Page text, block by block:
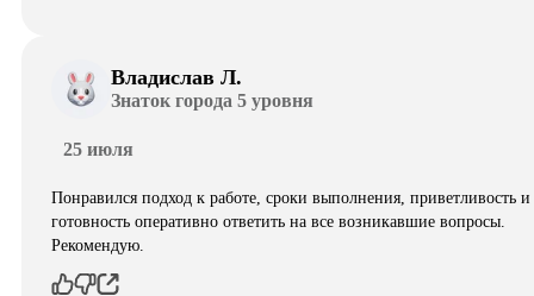
Владислав Л.
Знаток города 5 уровня
25 июля
Понравился подход к работе, сроки выполнения, приветливость и
готовность оперативно ответить на все возникавшие вопросы.
Рекомендую.